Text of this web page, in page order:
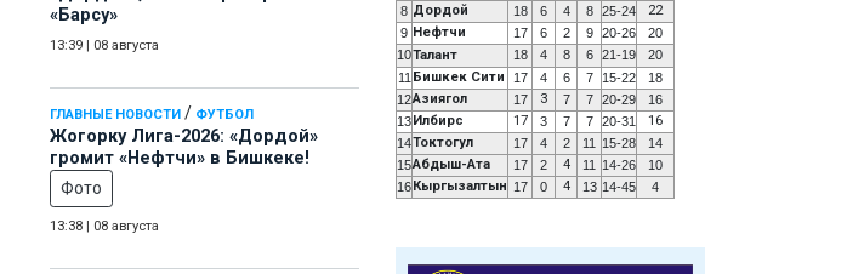
«Барсу»
13:39 08 августа
ГЛАВНЫЕ НОВОСТИ / ФУТБОЛ
Жогорку Лига-2026: «Дордой»
громит «Нефтчи» в Бишкеке!
Фото
13:38 08 августа
8 Дордой 18 6 4 8 25-24 22
9 Нефтчи 17 6 2 9 20-26
20
10Талант 18 4 8 6 21-19
20
11 Бишкек Сити 17 4 6 7 15-22
18
12Азиягол 17 3 7 7 20-29
16
13 Илбирс 17 3 7 7 20-31 16
14Токтогул 17 4 2 11 15-28
14
15Абдыш-Ата 17 2 4 11 14-26
10
16 Кыргызалтын 17 0 4 13 14-45 4